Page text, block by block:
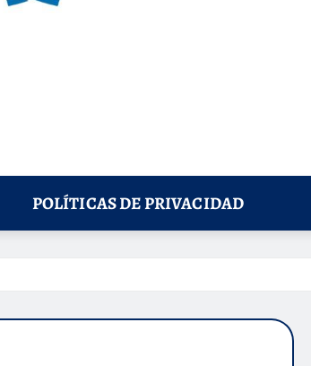
POLÍTICAS DE PRIVACIDAD